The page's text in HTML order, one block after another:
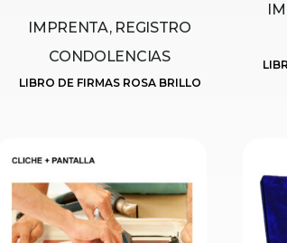
IMPRENTA, REGISTRO
CONDOLENCIAS
LIBRO DE FIRMAS ROSA BRILLO